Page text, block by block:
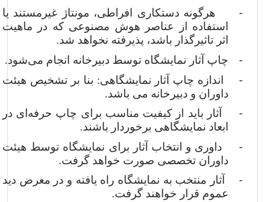
-
هرگونه دستکاری افراطی، مونتاژ غیرمستند یا
استفاده از عناصر هوش مصنوعی که در ماهیت
اثر تاثیرگذار باشد، پذیرفته نخواهد شد.
-
چاپ آثار نمایشگاه توسط دبیرخانه انجام می‌شود.
-
اندازه چاپ آثار نمایشگاهی: بنا بر تشخیص هیئت
داوران و دبیرخانه می باشد.
-
آثار باید از کیفیت مناسب برای چاپ حرفه‌ای در
ابعاد نمایشگاهی برخوردار باشند.
-
داوری و انتخاب آثار برای نمایشگاه توسط هیئت
داوران تخصصی صورت خواهد گرفت.
-
آثار منتخب به نمایشگاه راه یافته و در معرض دید
عموم قرار خواهند گرفت.